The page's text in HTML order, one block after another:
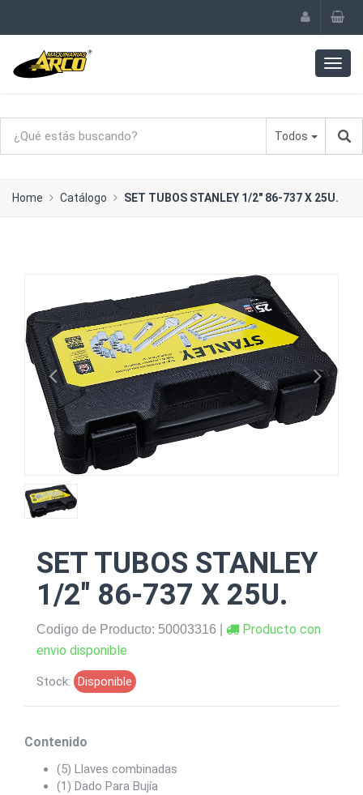
Todos
Home Catálogo SET TUBOS STANLEY 1/2" 86-737 X 25U.
SET TUBOS STANLEY
1/2" 86-737 X 25U.
Codigo de Producto: 50003316 |
Producto con
envio disponible
Stock: Disponible
Contenido
(5) Llaves combinadas
(1) Dado Para Bujía